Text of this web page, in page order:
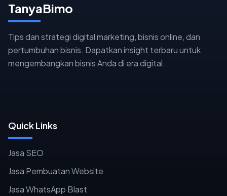
TanyaBimo
Tips dan strategi digital marketing, bisnis online, dan
pertumbuhan bisnis. Dapatkan insight terbaru untuk
mengembangkan bisnis Anda di era digital.
Quick Links
Jasa SEO
Jasa Pembuatan Website
Jasa WhatsApp Blast